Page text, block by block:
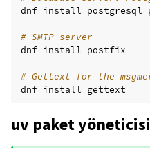
dnf install postgresql
# SMTP server
dnf install postfix
# Gettext for the
dnf install
uv paket yöneticisi